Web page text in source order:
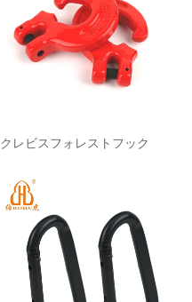
クレビスフォレストフック